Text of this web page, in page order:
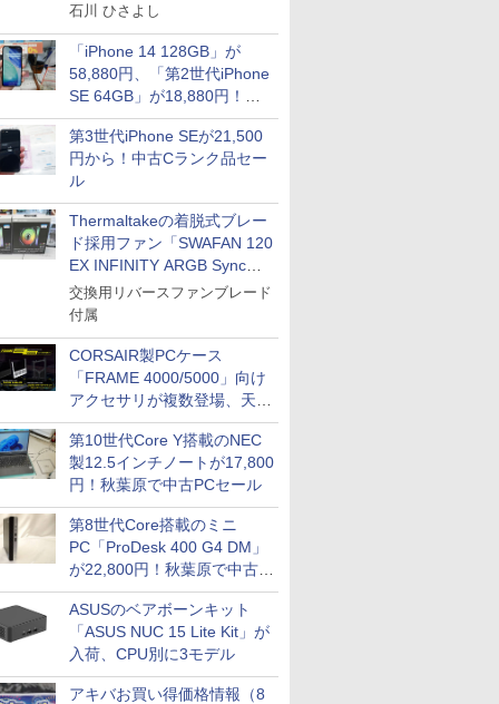
石川 ひさよし
「iPhone 14 128GB」が
58,880円、「第2世代iPhone
SE 64GB」が18,880円！中
古Bランク品セール
第3世代iPhone SEが21,500
円から！中古Cランク品セー
ル
Thermaltakeの着脱式ブレー
ド採用ファン「SWAFAN 120
EX INFINITY ARGB Sync」
に単品パッケージ
交換用リバースファンブレード
付属
CORSAIR製PCケース
「FRAME 4000/5000」向け
アクセサリが複数登場、天然
木製パネルや背面コネクタ対
応トレイなど
第10世代Core Y搭載のNEC
製12.5インチノートが17,800
円！秋葉原で中古PCセール
第8世代Core搭載のミニ
PC「ProDesk 400 G4 DM」
が22,800円！秋葉原で中古
PCセール
ASUSのベアボーンキット
「ASUS NUC 15 Lite Kit」が
入荷、CPU別に3モデル
アキバお買い得価格情報（8